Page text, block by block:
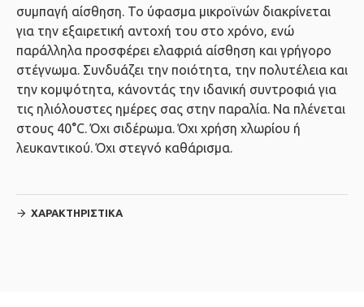
συμπαγή αίσθηση. Το ύφασμα μικροϊνών διακρίνεται
για την εξαιρετική αντοχή του στο χρόνο, ενώ
παράλληλα προσφέρει ελαφριά αίσθηση και γρήγορο
στέγνωμα. Συνδυάζει την ποιότητα, την πολυτέλεια και
την κομψότητα, κάνοντάς την ιδανική συντροφιά για
τις ηλιόλουστες ημέρες σας στην παραλία. Να πλένεται
στους 40°C. Όχι σιδέρωμα. Όχι χρήση χλωρίου ή
λευκαντικού. Όχι στεγνό καθάρισμα.
ΧΑΡΑΚΤΗΡΙΣΤΙΚΆ